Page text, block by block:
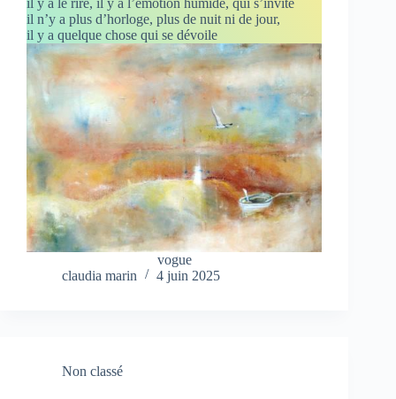
il n’y a plus d’horloge, plus de nuit ni de jour,
il y a quelque chose qui se dévoile
vogue
claudia marin
4 juin 2025
Non classé